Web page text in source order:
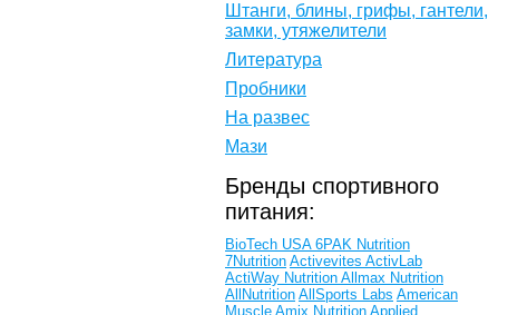
Штанги, блины, грифы, гантели,
замки, утяжелители
Литература
Пробники
На развес
Мази
Бренды спортивного
питания:
BioTech USA 6PAK Nutrition
7Nutrition Activevites ActivLab
ActiWay Nutrition Allmax Nutrition
AllNutrition AllSports Labs American
Muscle Amix Nutrition Applied